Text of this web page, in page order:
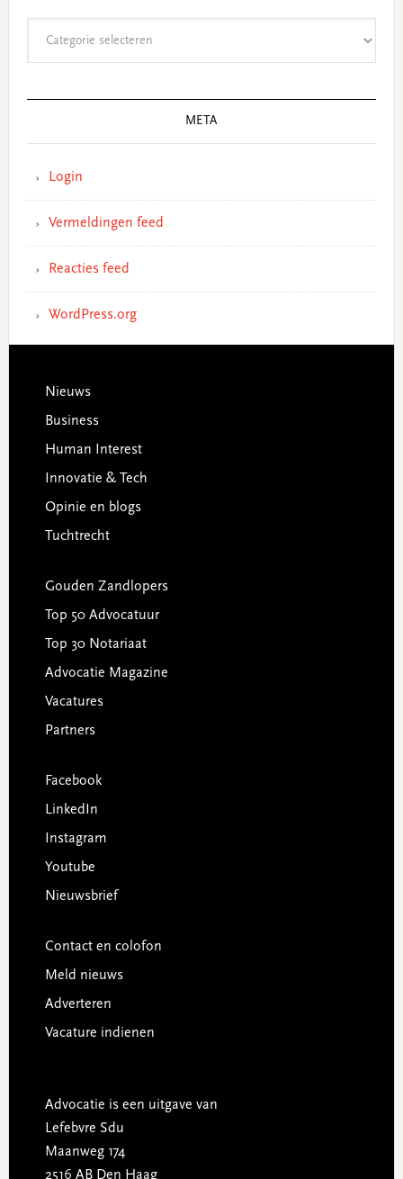
META
Login
Vermeldingen feed
Reacties feed
WordPress.org
Footer
Nieuws
Business
Human Interest
Innovatie & Tech
Opinie en blogs
Tuchtrecht
Gouden Zandlopers
Top 50 Advocatuur
Top 30 Notariaat
Advocatie Magazine
Vacatures
Partners
Facebook
LinkedIn
Instagram
Youtube
Nieuwsbrief
Contact en colofon
Meld nieuws
Adverteren
Vacature indienen
Advocatie is een uitgave van
Lefebvre Sdu
Maanweg 174
2516 AB Den Haag